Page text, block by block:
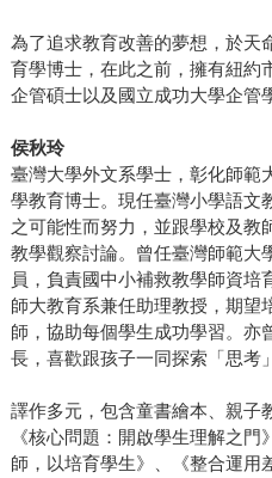
為了追求教育改善的夢想，於天
育學博士，在此之前，擁有紐約
企管碩士以及國立成功大學企管
侯秋玲
臺灣大學外文系學士，彰化師範
學教育博士。現任臺灣小學語文
之可能性而努力，並跟學校及教
教學觀察討論。曾任臺灣師範大
員，負責國中小補救教學師資培
師大教育系兼任助理教授，期望
師，協助每個學生成功學習。亦
長，喜歡跟孩子一同探索「思考
譯作多元，包含童書繪本、親子
《核心問題：開啟學生理解之
師，以培育學生》、《整合運用